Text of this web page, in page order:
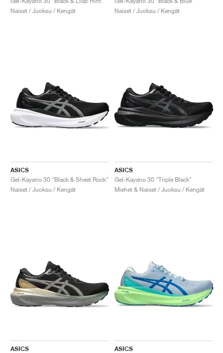
Naiset / Juoksu / Kengät
Naiset / Juoksu / Kengät
ASICS
Gel-Kayano 30 "Black & Sheet Rock"
Naiset / Juoksu / Kengät
ASICS
Gel-Kayano 30 "Triple Black"
Miehet & Naiset / Juoksu / Kengät
ASICS
ASICS